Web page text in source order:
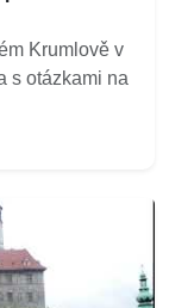
Krumlově v
s otázkami na